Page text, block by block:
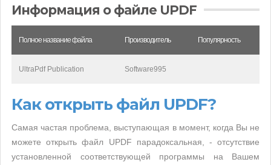
Информация о файле UPDF
Полное название файла Производитель Популярность
UltraPdf Publication Software995
Как открыть файл UPDF?
Самая частая проблема, выступающая в момент, когда Вы не
можете открыть файл UPDF парадоксальная, - отсутствие
установленной соответствующей программы на Вашем